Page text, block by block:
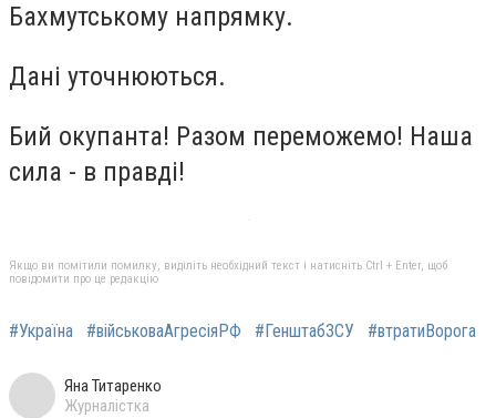
Бахмутському напрямку.
Дані уточнюються.
Бий окупанта! Разом переможемо! Наша
сила - в правді!
Якщо ви помітили помилку, виділіть необхідний текст і натисніть Ctrl + Enter, щоб
повідомити про це редакцію
#Україна #військоваАгресіяРФ #ГенштабЗСУ #втратиВорога
Яна Титаренко
Журналістка